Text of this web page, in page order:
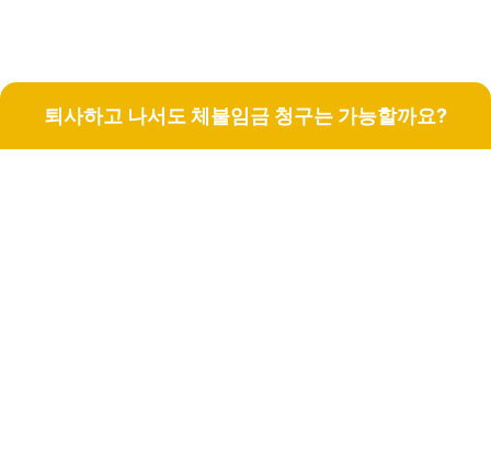
퇴사하고 나서도 체불임금 청구는 가능할까요?